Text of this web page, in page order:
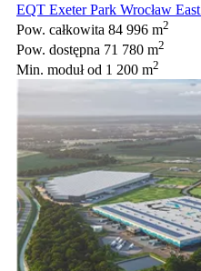
EQT Exeter Park Wrocław East
Pow. całkowita 84 996 m2
Pow. dostępna 71 780 m2
Min. modułod 1 200 m2